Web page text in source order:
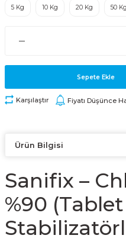
5 Kg 10 Kg 20 Kg 50 Kg
Sepete Ekle
Karşılaştır Fiyatı Düşünce
Ürün Bilgisi
Sanifix –
%90